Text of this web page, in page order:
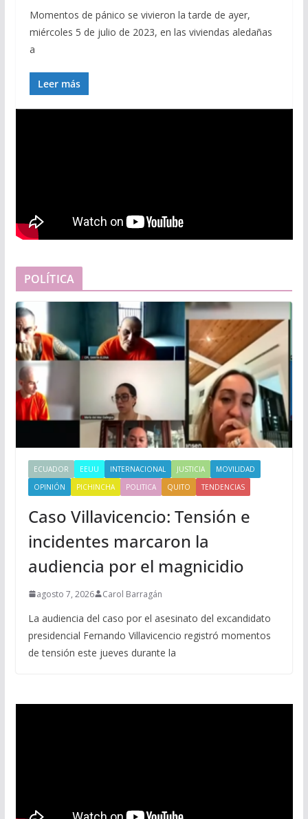
Momentos de pánico se vivieron la tarde de ayer,
miércoles 5 de julio de 2023, en las viviendas aledañas
a
Leer más
POLÍTICA
ECUADOR EEUU INTERNACIONAL JUSTICIA
MOVILIDAD
OPINIÓN
PICHINCHA POLITICA QUITO TENDENCIAS
Caso Villavicencio: Tensión e
incidentes marcaron la
audiencia por el magnicidio
agosto 7, 2026 Carol Barragán
La audiencia del caso por el asesinato del excandidato
presidencial Fernando Villavicencio registró momentos
de tensión este jueves durante la